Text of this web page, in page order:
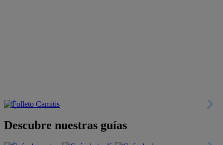
Descubre nuestras guías